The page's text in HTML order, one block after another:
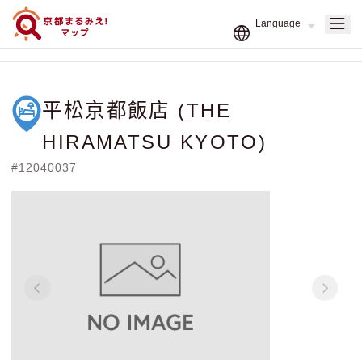
平松京都飯店 (THE
HIRAMATSU KYOTO)
#12040037